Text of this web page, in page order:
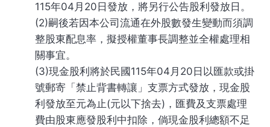
115年04月20日發放，將另行公告股利發放日。
(2)嗣後若因本公司流通在外股數發生變動而須調
整股東配息率，擬授權董事長調整並全權處理相
關事宜。
(3)現金股利將於民國115年04月20日以匯款或掛
號郵寄「禁止背書轉讓」支票方式發放，現金股
利發放至元為止(元以下捨去)，匯費及支票處理
費由股東應發股利中扣除，倘現金股利總額不足